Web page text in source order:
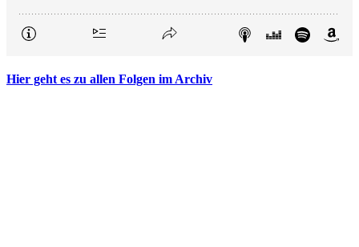
Hier geht es zu allen Folgen im Archiv